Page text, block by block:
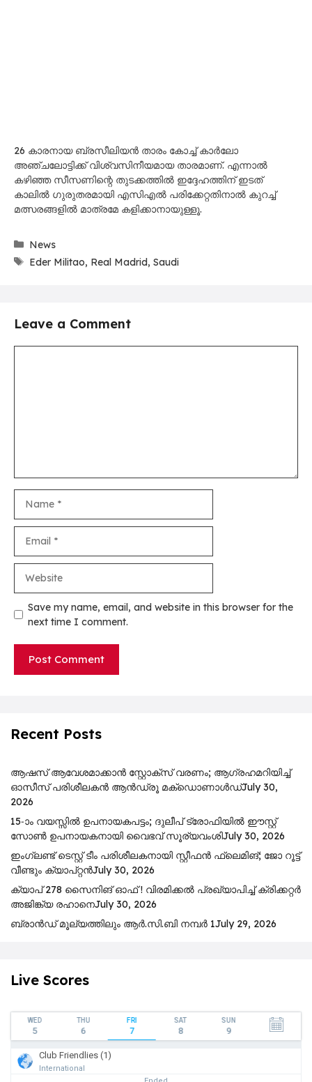
26 കാരനായ ബ്രസീലിയൻ താരം കോച്ച് കാർലോ
അഞ്ചലോട്ടിക്ക് വിശ്വസിനീയമായ താരമാണ്. എന്നാൽ
കഴിഞ്ഞ സീസണിന്റെ തുടക്കത്തിൽ ഇദ്ദേഹത്തിന് ഇടത്
കാലിൽ ഗുരുതരമായി എസിഎൽ പരിക്കേറ്റതിനാൽ കുറച്ച്
മത്സരങ്ങളിൽ മാത്രമേ കളിക്കാനായുള്ളൂ.
Categories
News
Tags
Eder Militao, Real Madrid,Saudi
Leave a Comment
Save my name, email, and website in this browser for the
next time I comment.
Recent Posts
ആഷസ് ആവേശമാക്കാൻ സ്റ്റോക്സ് വരണം; ആഗ്രഹമറിയിച്ച്
ഓസീസ് പരിശീലകൻ ആൻഡ്രൂ മക്ഡൊണാൾഡ്July 30,
2026
15-ാം വയസ്സിൽ ഉപനായകപട്ടം; ദുലീപ് ട്രോഫിയിൽ ഈസ്റ്റ്
സോൺ ഉപനായകനായി വൈഭവ് സൂര്യവംശിJuly 30, 2026
ഇംഗ്ലണ്ട് ടെസ്റ്റ് ടീം പരിശീലകനായി സ്റ്റീഫൻ ഫ്ലെമിങ്; ജോ റൂട്ട്
വീണ്ടും ക്യാപ്റ്റൻJuly 30, 2026
ക്യാപ് 278 സൈനിങ് ഓഫ് ! വിരമിക്കൽ പ്രഖ്യാപിച്ച് ക്രിക്കറ്റർ
അജിങ്ക്യ രഹാനെJuly 30, 2026
ബ്രാൻഡ് മൂല്യത്തിലും ആർ.സി.ബി നമ്പർ 1July 29, 2026
Live Scores
WED
5
THU
6
FRI
7
SAT
8
SUN
9
Club Friendlies (1)
International